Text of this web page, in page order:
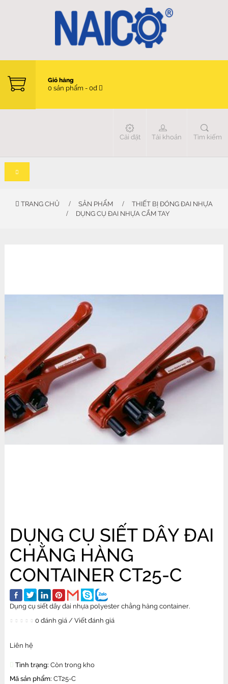
Giỏ hàng
0 sản phẩm - 0đ
Tìm kiếm
Tài khoản
Cài đặt
TRANG CHỦ SẢN PHẨM
THIẾT BỊ ĐÓNG ĐAI NHỰA
DỤNG CỤ ĐAI NHỰA CẦM TAY
DỤNG CỤ SIẾT DÂY ĐAI
CHẰNG HÀNG
CONTAINER CT25-C
Dụng cụ siết dây đai nhựa polyester chằng hàng container.
0 đánh giá/ Viết đánh giá
Liên hệ
Tình trạng: Còn trong kho
Mã sản phẩm: CT25-C